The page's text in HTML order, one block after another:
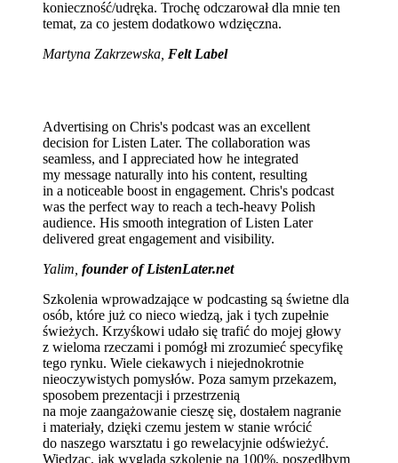
konieczność/udręka. Trochę odczarował dla mnie ten
temat, za co jestem dodatkowo wdzięczna.
Martyna Zakrzewska, Felt Label
Advertising on Chris's podcast was an excellent
decision for Listen Later. The collaboration was
seamless, and I appreciated how he integrated
my message naturally into his content, resulting
in a noticeable boost in engagement. Chris's podcast
was the perfect way to reach a tech-heavy Polish
audience. His smooth integration of Listen Later
delivered great engagement and visibility.
Yalim, founder of ListenLater.net
Szkolenia wprowadzające w podcasting są świetne dla
osób, które już co nieco wiedzą, jak i tych zupełnie
świeżych. Krzyśkowi udało się trafić do mojej głowy
z wieloma rzeczami i pomógł mi zrozumieć specyfikę
tego rynku. Wiele ciekawych i niejednokrotnie
nieoczywistych pomysłów. Poza samym przekazem,
sposobem prezentacji i przestrzenią
na moje zaangażowanie cieszę się, dostałem nagranie
i materiały, dzięki czemu jestem w stanie wrócić
do naszego warsztatu i go rewelacyjnie odświeżyć.
Wiedząc, jak wygląda szkolenie na 100%, poszedłbym